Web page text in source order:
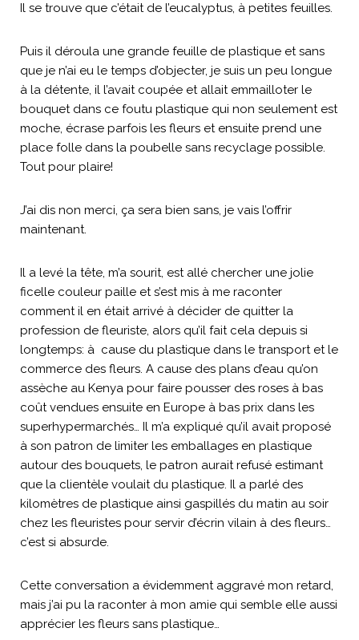
Il se trouve que c’était de l’eucalyptus, à petites feuilles.
Puis il déroula une grande feuille de plastique et sans
que je n’ai eu le temps d’objecter, je suis un peu longue
à la détente, il l’avait coupée et allait emmailloter le
bouquet dans ce foutu plastique qui non seulement est
moche, écrase parfois les fleurs et ensuite prend une
place folle dans la poubelle sans recyclage possible.
Tout pour plaire!
J’ai dis non merci, ça sera bien sans, je vais l’offrir
maintenant.
Il a levé la tête, m’a sourit, est allé chercher une jolie
ficelle couleur paille et s’est mis à me raconter
comment il en était arrivé à décider de quitter la
profession de fleuriste, alors qu’il fait cela depuis si
longtemps: à cause du plastique dans le transport et le
commerce des fleurs. A cause des plans d’eau qu’on
assèche au Kenya pour faire pousser des roses à bas
coût vendues ensuite en Europe à bas prix dans les
superhypermarchés… Il m’a expliqué qu’il avait proposé
à son patron de limiter les emballages en plastique
autour des bouquets, le patron aurait refusé estimant
que la clientèle voulait du plastique. Il a parlé des
kilomètres de plastique ainsi gaspillés du matin au soir
chez les fleuristes pour servir d’écrin vilain à des fleurs…
c’est si absurde.
Cette conversation a évidemment aggravé mon retard,
mais j’ai pu la raconter à mon amie qui semble elle aussi
apprécier les fleurs sans plastique…